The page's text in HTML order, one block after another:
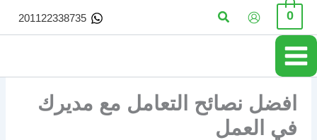
تخطي
المحتوى
0 البحث 201122338735
افضل نصائح التعامل مع مديرك
في العمل